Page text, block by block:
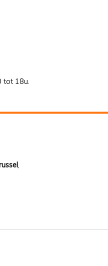
tot 18u.
,